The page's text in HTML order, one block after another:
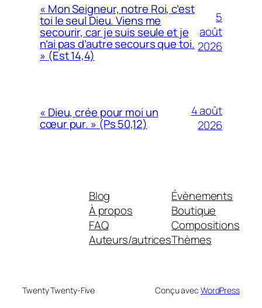
« Mon Seigneur, notre Roi, c’est
toi le seul Dieu. Viens me
secourir, car je suis seule et je
n’ai pas d’autre secours que toi.
» (Est 14,4)
5
août
2026
« Dieu, crée pour moi un
cœur pur. » (Ps 50,12)
4 août
2026
Blog
À propos
FAQ
Auteurs/autrices
Évènements
Boutique
Compositions
Thèmes
Twenty Twenty-Five Conçu avec WordPress